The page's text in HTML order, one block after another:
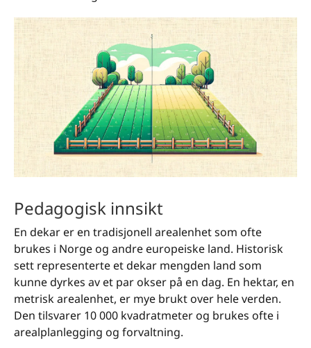
Pedagogisk innsikt
En dekar er en tradisjonell arealenhet som ofte
brukes i Norge og andre europeiske land. Historisk
sett representerte et dekar mengden land som
kunne dyrkes av et par okser på en dag. En hektar, en
metrisk arealenhet, er mye brukt over hele verden.
Den tilsvarer 10 000 kvadratmeter og brukes ofte i
arealplanlegging og forvaltning.